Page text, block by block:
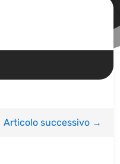
Articolo successivo→